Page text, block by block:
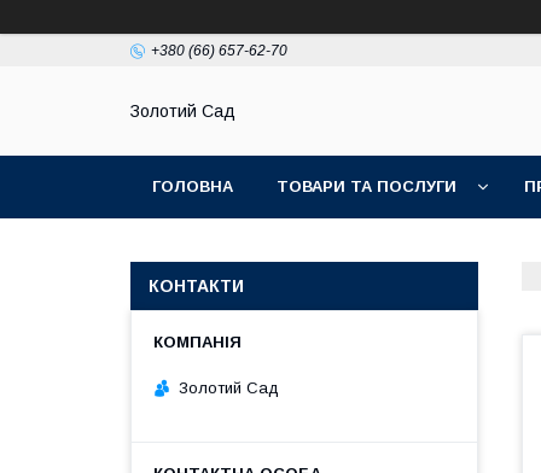
+380 (66) 657-62-70
Золотий Сад
ГОЛОВНА ТОВАРИ ТА ПОСЛУГИ
КОНТАКТИ
Золотий Сад